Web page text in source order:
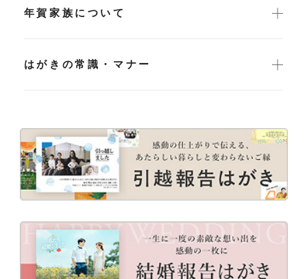
年賀家族について
はがきの常識・マナー